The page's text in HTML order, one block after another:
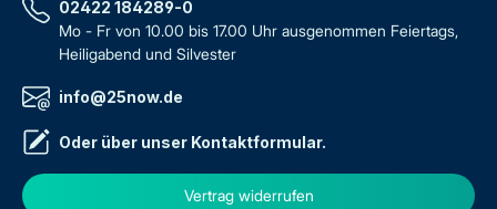
02422 184289-0
Mo - Fr von 10.00 bis 17.00 Uhr ausgenommen Feiertags,
Heiligabend und Silvester
info@25now.de
Oder über unser Kontaktformular.
Vertrag widerrufen